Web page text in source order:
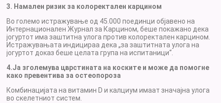
3. Намален ризик за колоректален карцином
Во големо истражување од 45.000 поединци објавено на
Интернационален Журнал за Карцином, беше покажано дека
јогуртот има заштитна улога против колоректален карцином.
Истражувањата индицираа дека „за заштитната улога на
јогуртот доказ беше целата група на испитаници“.
4.Ја зголемува цврстината на коските и може да помогне
како превентива за остеопороза
Комбинацијата на витамин D и калциум имаат значајна улога
во скелетниот систем.